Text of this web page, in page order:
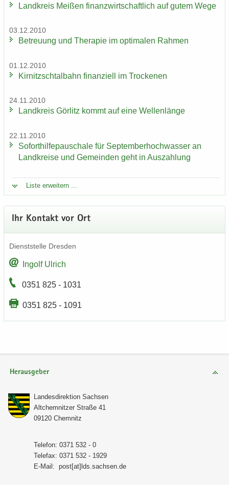
Land­kreis Mei­ßen fi­nanz­wirt­schaft­lich auf gutem Wege
03.12.2010
Be­treu­ung und The­ra­pie im op­ti­ma­len Rah­men
01.12.2010
Kir­nitzsch­tal­bahn fi­nan­zi­ell im Tro­cke­nen
24.11.2010
Land­kreis Gör­litz kommt auf eine Wel­len­län­ge
22.11.2010
So­fort­hil­fe­pau­scha­le für Sep­tem­ber­hoch­was­ser an
Land­krei­se und Ge­mein­den geht in Aus­zah­lung
Liste er­wei­tern ...
Ihr Kon­takt vor Ort
Dienst­stel­le Dres­den
In­golf Ul­rich
0351 825 - 1031
0351 825 - 1091
Herausgeber
Lan­des­di­rek­ti­on Sach­sen
Alt­chem­nit­zer Stra­ße 41
09120 Chem­nitz
Te­le­fon: 0371 532 - 0
Te­le­fax: 0371 532 - 1929
E-​Mail: post[at]lds.sach­sen.de